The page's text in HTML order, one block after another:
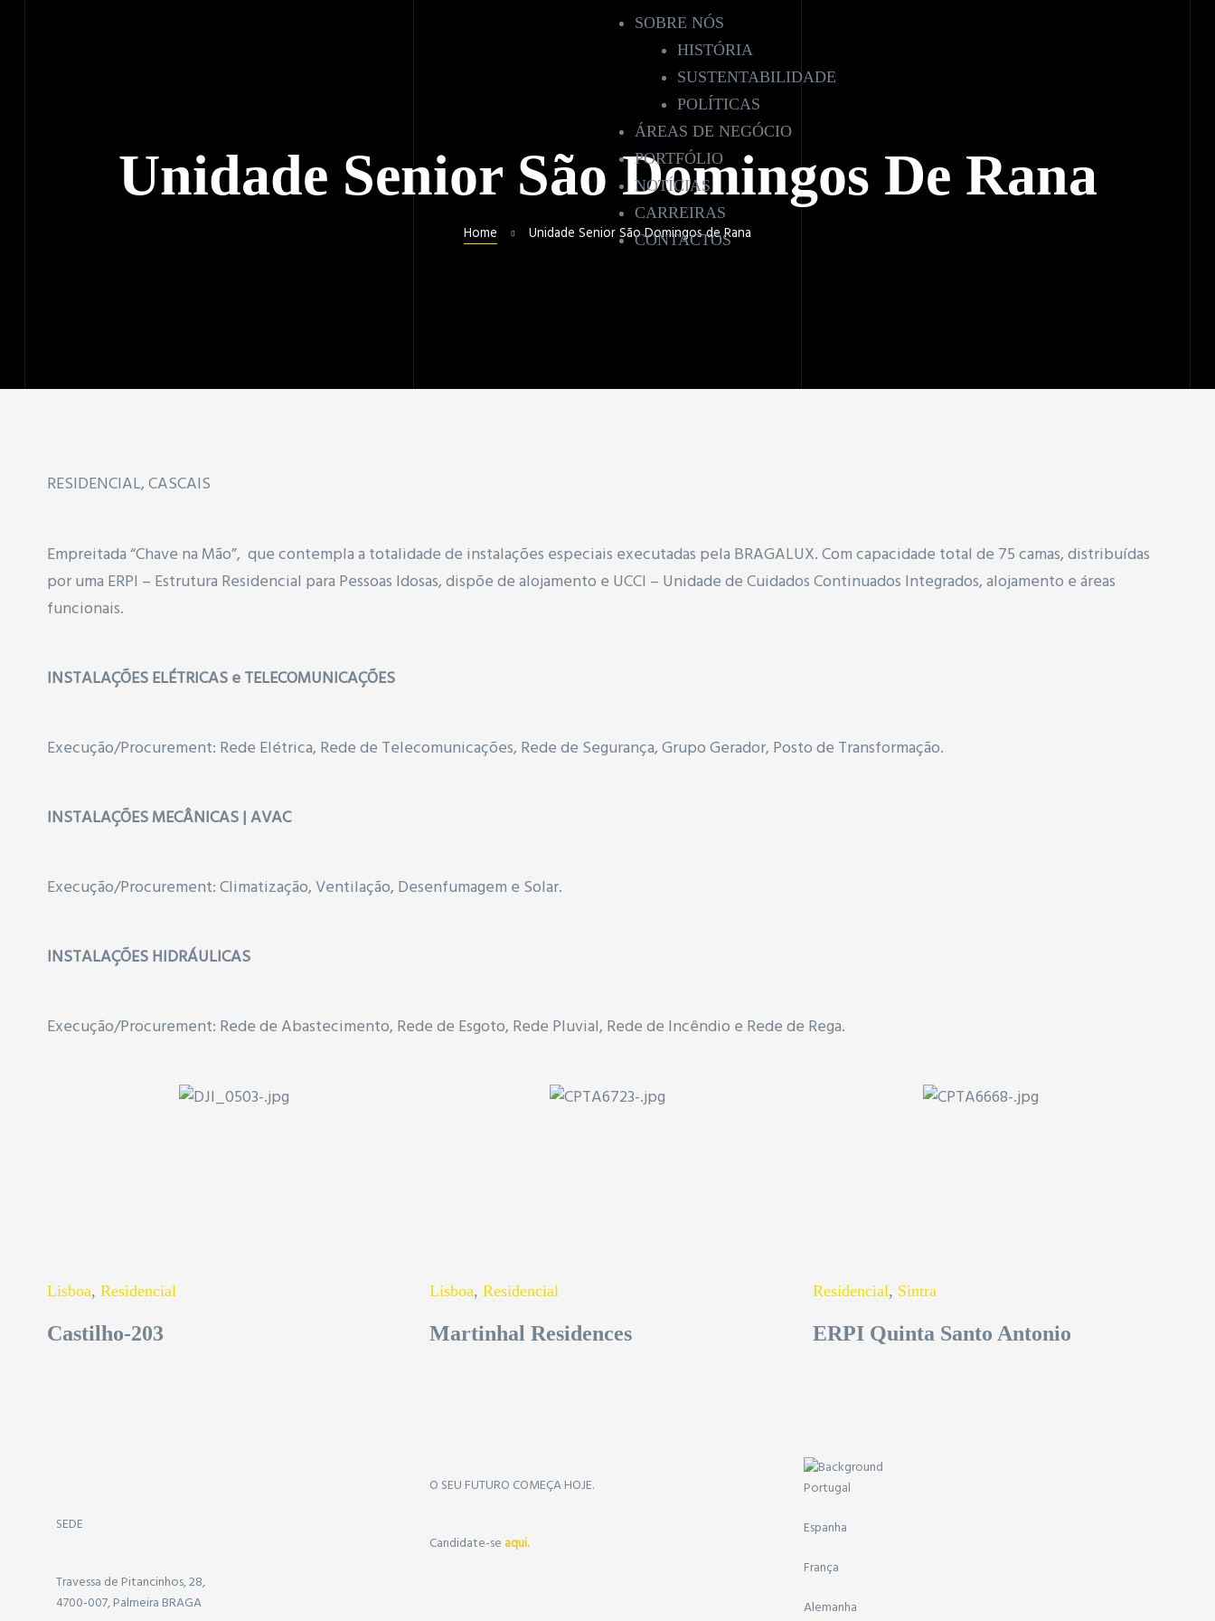
SOBRE NÓS
HISTÓRIA
SUSTENTABILIDADE
POLÍTICAS
ÁREAS DE NEGÓCIO
PORTFÓLIO
NOTÍCIAS
CARREIRAS
CONTACTOS
Unidade Senior São Domingos De Rana
Home Unidade Senior São Domingos de Rana
RESIDENCIAL, CASCAIS
Empreitada “Chave na Mão”, que contempla a totalidade de instalações especiais executadas pela BRAGALUX. Com capacidade total de 75 camas, distribuídas
por uma ERPI – Estrutura Residencial para Pessoas Idosas, dispõe de alojamento e UCCI – Unidade de Cuidados Continuados Integrados, alojamento e áreas
funcionais.
INSTALAÇÕES ELÉTRICAS e TELECOMUNICAÇÕES
Execução/Procurement: Rede Elétrica, Rede de Telecomunicações, Rede de Segurança, Grupo Gerador, Posto de Transformação.
INSTALAÇÕES MECÂNICAS | AVAC
Execução/Procurement: Climatização, Ventilação, Desenfumagem e Solar.
INSTALAÇÕES HIDRÁULICAS
Execução/Procurement: Rede de Abastecimento, Rede de Esgoto, Rede Pluvial, Rede de Incêndio e Rede de Rega.
Lisboa, Residencial
Castilho-203
Lisboa,Residencial
Martinhal Residences
Residencial, Sintra
ERPI Quinta Santo Antonio
SEDE
Travessa de Pitancinhos, 28,
4700-007, Palmeira BRAGA
O SEU FUTURO COMEÇA HOJE.
Candidate-se aqui.
Portugal
Espanha
França
Alemanha